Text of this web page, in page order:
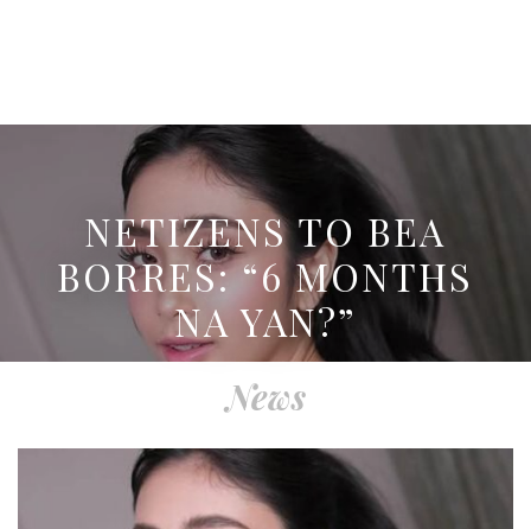
NETIZENS TO BEA
BORRES: “6 MONTHS
NA YAN?”
News